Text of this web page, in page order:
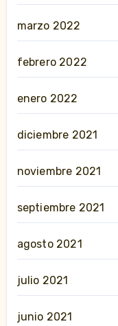
marzo 2022
febrero 2022
enero 2022
diciembre 2021
noviembre 2021
septiembre 2021
agosto 2021
julio 2021
junio 2021